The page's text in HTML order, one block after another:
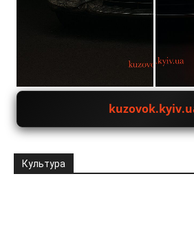
Культура